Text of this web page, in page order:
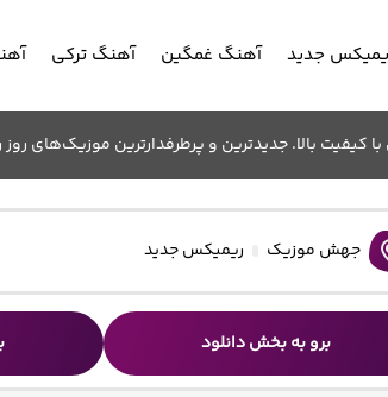
جدید آهنگ غمگین آهنگ ترکی
بالا. جدیدترین و پرطرفدارترین موزیک‌های
جهش موزیک ریمیکس جدید
برو به بخش دانلود